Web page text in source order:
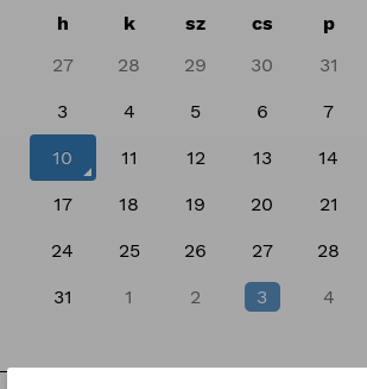
h
k sz cs p
27
28 29 30 31
3 4 5 6 7
10 11 12 13 14
17 18 19 20 21
24 25 26 27 28
31 1 2 3 4